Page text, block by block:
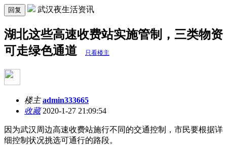
回复 武汉夜生活资讯
湖北这些高速收费站实施管制，三类物资
可走绿色通道
只看楼主
楼主 admin333665
收藏2020-1-27 21:09:54
因为武汉周边高速收费站施行不同的交通控制，市民要根据详
细控制状况挑选可通行的路段。